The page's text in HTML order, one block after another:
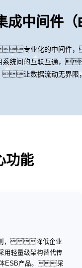
成中间件（
专业化的中间
间的互联互通，
让数据流动无
功能
则，降低企业
轻量级架构替代传
体ESB产品。采